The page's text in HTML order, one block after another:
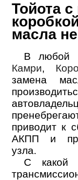
Тойота
масла
В любой
Камри,
замена
приводит к
АКПП и
узла.
С какой